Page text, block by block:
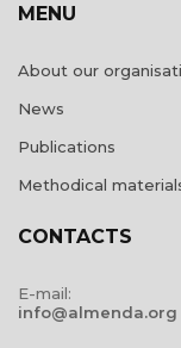
MENU
About our
News
Publications
Methodical
CONTACTS
E-mail:
info@almenda.org